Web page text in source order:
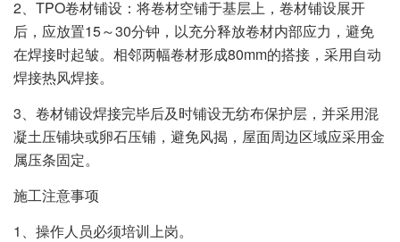
2、TPO卷材铺设：将卷材空铺于基层上，卷材铺设展开
后，应放置15～30分钟，以充分释放卷材内部应力，避免
在焊接时起皱。相邻两幅卷材形成80mm的搭接，采用自动
焊接热风焊接。
3、卷材铺设焊接完毕后及时铺设无纺布保护层，并采用混
凝土压铺块或卵石压铺，避免风揭，屋面周边区域应采用金
属压条固定。
施工注意事项
1、操作人员必须培训上岗。